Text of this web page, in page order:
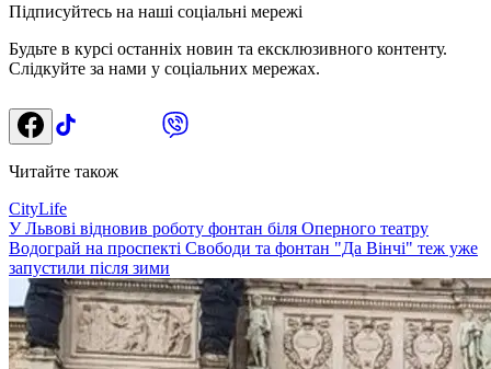
Підписуйтесь на наші соціальні мережі
Будьте в курсі останніх новин та ексклюзивного контенту.
Слідкуйте за нами у соціальних мережах.
Читайте також
CityLife
У Львові відновив роботу фонтан біля Оперного театру
Водограй на проспекті Свободи та фонтан "Да Вінчі" теж уже
запустили після зими